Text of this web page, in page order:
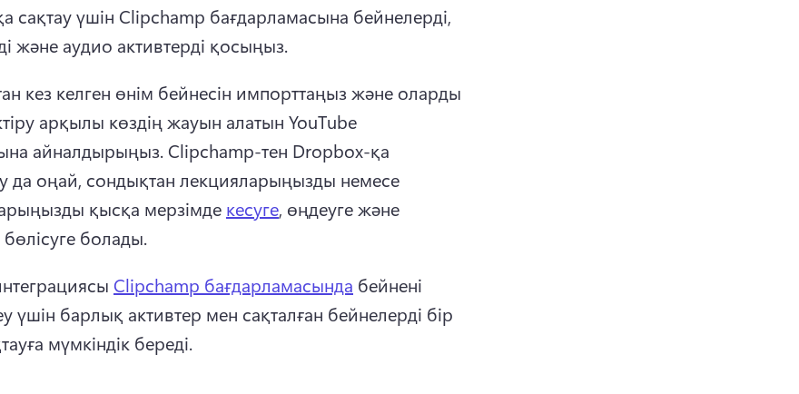
сақтау үшін Clipchamp бағдарламасына бейнелерді,
және аудио активтерді қосыңыз.
кез келген өнім бейнесін импорттаңыз және оларды
арқылы көздің жауын алатын YouTube
айналдырыңыз. Clipchamp-тен Dropbox-қа
да оңай, сондықтан лекцияларыңызды немесе
қысқа мерзімде кесуге, өңдеуге және
болады.
Clipchamp бағдарламасында бейнені
үшін барлық активтер мен сақталған бейнелерді бір
мүмкіндік береді.